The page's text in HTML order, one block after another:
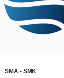
SMA - SMK